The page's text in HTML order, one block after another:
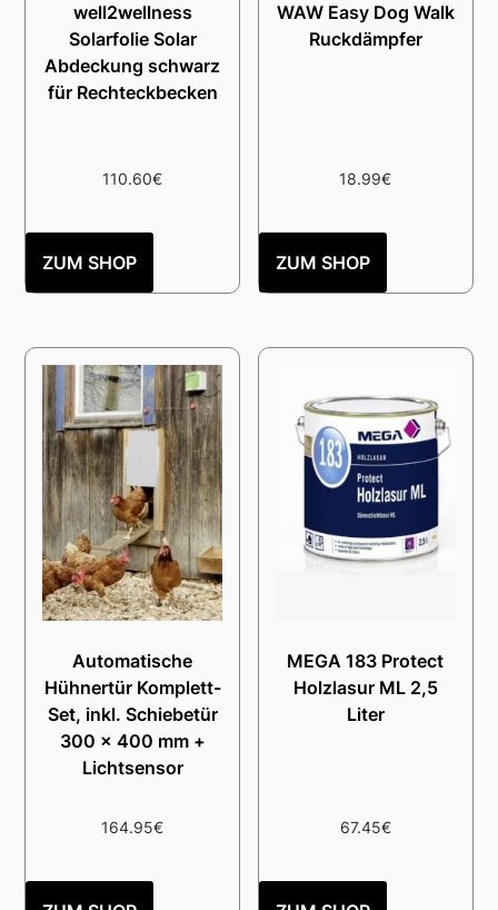
well2wellness
Solarfolie Solar
Abdeckung schwarz
für Rechteckbecken
110.60€
ZUM SHOP
WAW Easy Dog Walk
Ruckdämpfer
18.99€
ZUM SHOP
Automatische
Hühnertür Komplett-
Set, inkl. Schiebetür
300 x 400 mm +
Lichtsensor
164.95€
MEGA 183 Protect
Holzlasur ML 2,5
Liter
67.45€